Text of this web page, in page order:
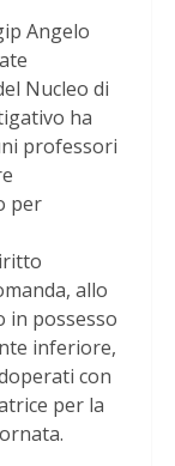
Angelo
Nucleo di
ha
professori
per
allo
in possesso
inferiore,
con
per la